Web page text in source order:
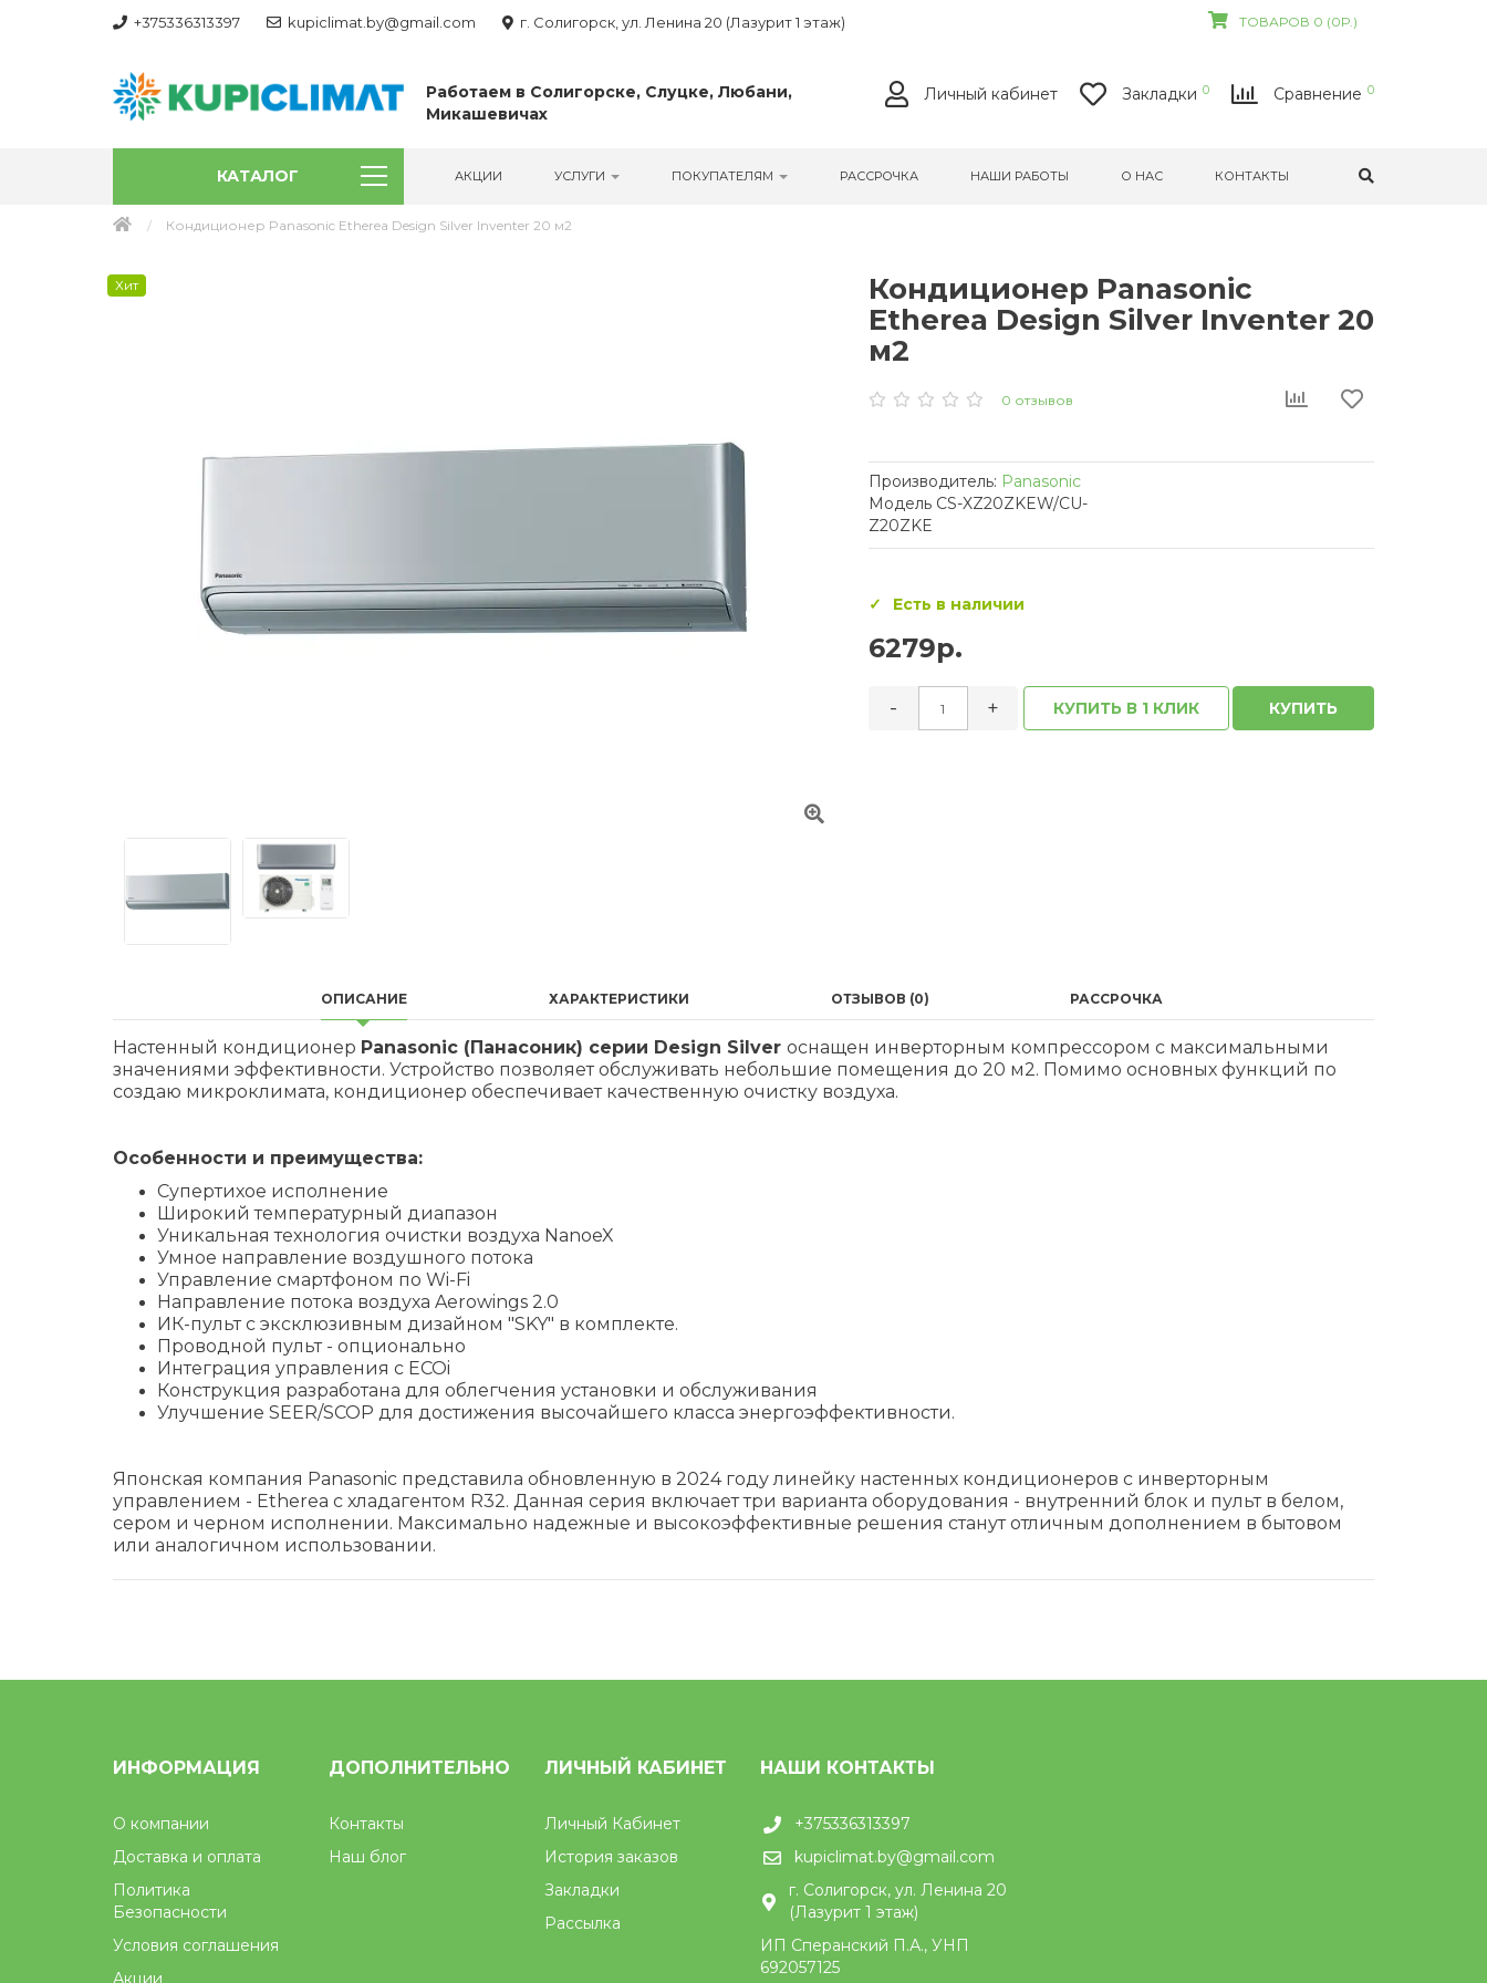
+375336313397 kupiclimat.by@gmail.com г. Солигорск, ул. Ленина 20 (Лазурит 1 этаж) ТОВАРОВ 0 (0Р.)
Работаем в Солигорске, Слуцке, Любани,
Микашевичах
Личный кабинет Закладки 0 Сравнение 0
КАТАЛОГ АКЦИИ УСЛУГИ ПОКУПАТЕЛЯМ РАССРОЧКА НАШИ РАБОТЫ О НАС КОНТАКТЫ
Кондиционер Panasonic Etherea Design Silver Inventer 20 м2
Хит
Кондиционер Panasonic
Etherea Design Silver Inventer 20
м2
0 отзывов
Производитель: Panasonic
Модель CS-XZ20ZKEW/CU-
Z20ZKE
Есть в наличии
6279р.
- + КУПИТЬ В 1 КЛИК КУПИТЬ
ОПИСАНИЕ ХАРАКТЕРИСТИКИ ОТЗЫВОВ (0) РАССРОЧКА
Настенный кондиционер Panasonic (Панасоник) серии Design Silver оснащен инверторным компрессором с максимальными
значениями эффективности. Устройство позволяет обслуживать небольшие помещения до 20 м2. Помимо основных функций по
создаю микроклимата, кондиционер обеспечивает качественную очистку воздуха.
Особенности и преимущества:
Супертихое исполнение
Широкий температурный диапазон
Уникальная технология очистки воздуха NanoeX
Умное направление воздушного потока
Управление смартфоном по Wi-Fi
Направление потока воздуха Aerowings 2.0
ИК-пульт с эксклюзивным дизайном "SKY" в комплекте.
Проводной пульт - опционально
Интеграция управления с ECOi
Конструкция разработана для облегчения установки и обслуживания
Улучшение SEER/SCOP для достижения высочайшего класса энергоэффективности.
Японская компания Panasonic представила обновленную в 2024 году линейку настенных кондиционеров с инверторным
управлением - Etherea с хладагентом R32. Данная серия включает три варианта оборудования - внутренний блок и пульт в белом,
сером и черном исполнении. Максимально надежные и высокоэффективные решения станут отличным дополнением в бытовом
или аналогичном использовании.
ИНФОРМАЦИЯ
О компании
Доставка и оплата
Политика
Безопасности
Условия соглашения
Акции
ДОПОЛНИТЕЛЬНО
Контакты
Наш блог
ЛИЧНЫЙ КАБИНЕТ
Личный Кабинет
История заказов
Закладки
Рассылка
НАШИ КОНТАКТЫ
+375336313397
kupiclimat.by@gmail.com
г. Солигорск, ул. Ленина 20
(Лазурит 1 этаж)
ИП Сперанский П.А., УНП
692057125